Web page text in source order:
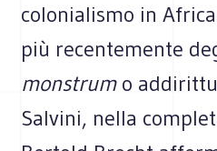
colonialismo in
più recentemente
monstrumo
Salvini, nella